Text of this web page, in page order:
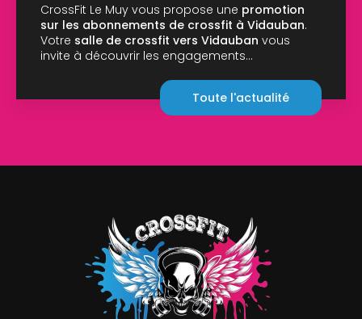
CrossFit Le Muy vous propose unepromotion
sur les abonnements de crossfit à Vidauban.
Votresalle de crossfit vers Vidaubanvous
invite à découvrir les engagements…
Toute l'actualité